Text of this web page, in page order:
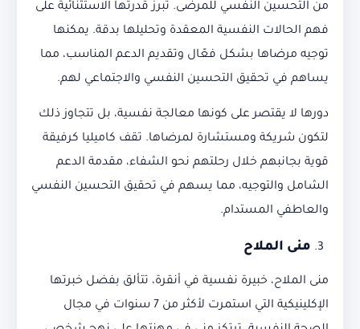
من التحسين النفسي للمرضى. تبرز قدرتها الاستثنائية على
فهم الحالات النفسية المعقدة وتحليلها بدقة. يمكنها
توجيه مرضاها بشكل فعّال وتقديم الدعم المناسب، مما
يساهم في تحقيق التحسين النفسي والاجتماعي لهم.
دورها لا يقتصر على كونها معالجة نفسية، بل تتجاوز ذلك
لتكون شريكة ومستشارة لمرضاها. تقف كاميليا كرفيقة
قوية بجانبهم خلال رحلتهم نحو الشفاء، مقدمة الدعم
الشامل والتوجيه، مما يسهم في تحقيق التحسين النفسي
والعاطفي المستدام.
منى الملاح
منى الملاح، خبيرة نفسية في أنقرة، تتألق بفضل خبرتها
الإكلينيكية التي استمرت لأكثر من 7 سنوات في مجال